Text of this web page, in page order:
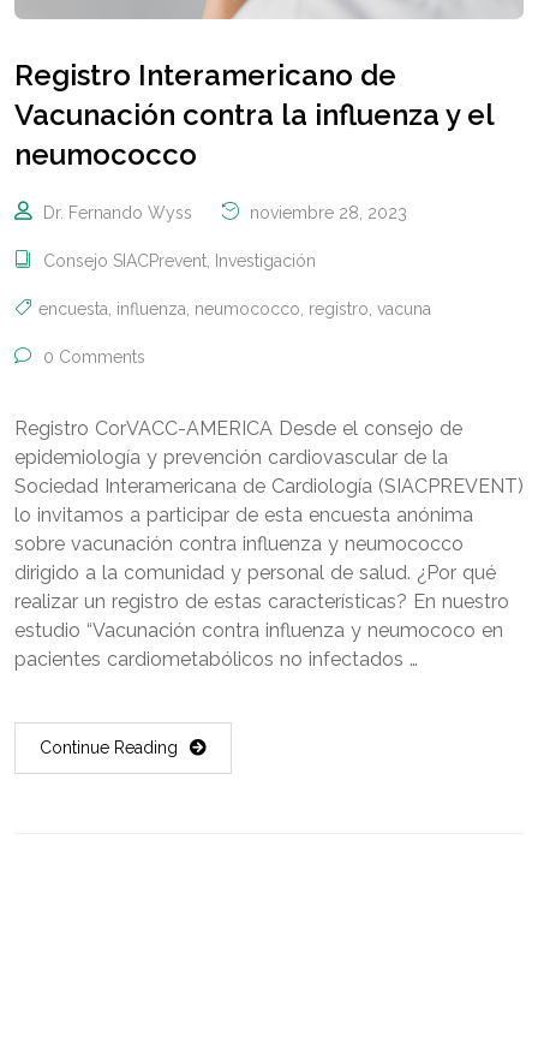
Registro Interamericano de
Vacunación contra la influenza y el
neumococco
Dr. Fernando Wyss noviembre 28, 2023
Consejo SIACPrevent Investigación
encuesta influenza neumococco registro vacuna
0 Comments
Registro CorVACC-AMERICA Desde el consejo de
epidemiología y prevención cardiovascular de la
Sociedad Interamericana de Cardiología (SIACPREVENT)
lo invitamos a participar de esta encuesta anónima
sobre vacunación contra influenza y neumococco
dirigido a la comunidad y personal de salud. ¿Por qué
realizar un registro de estas características? En nuestro
estudio “Vacunación contra influenza y neumococo en
pacientes cardiometabólicos no infectados …
Continue Reading